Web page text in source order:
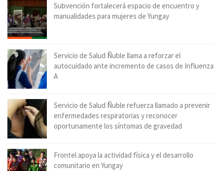
Subvención fortalecerá espacio de encuentro y
manualidades para mujeres de Yungay
Servicio de Salud Ñuble llama a reforzar el
autocuidado ante incremento de casos de Influenza
A
Servicio de Salud Ñuble refuerza llamado a prevenir
enfermedades respiratorias y reconocer
oportunamente los síntomas de gravedad
Frontel apoya la actividad física y el desarrollo
comunitario en Yungay